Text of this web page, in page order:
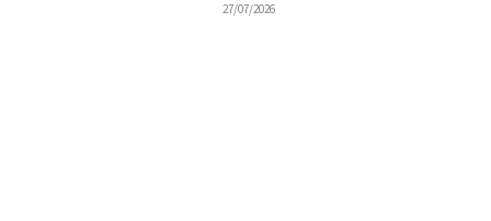
27/07/2026